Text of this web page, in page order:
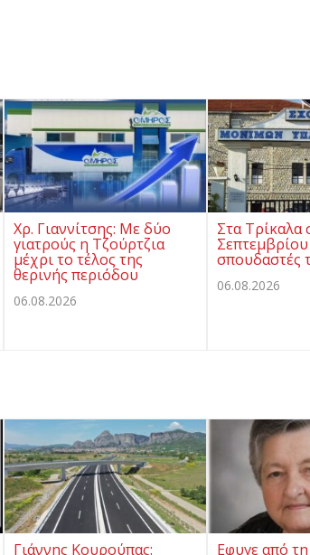
Χρ. Γιαννίτσης: Με δύο
γιατρούς η Τζούρτζια
μέχρι το τέλος της
θερινής περιόδου
06.08.2026
Στα Τρίκαλα
Σεπτεμβρίου
σπουδαστές
06.08.2026
Γιάννης Κουρούπας: Εφυγε από